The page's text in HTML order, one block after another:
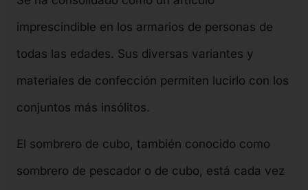
imprescindible en los armarios de personas de
todas las edades. Sus diversas variantes y
materiales de confección permiten lucirlo con los
conjuntos más insólitos.
El sombrero de cubo, también conocido como
sombrero de pescador o de cubo, está cada vez